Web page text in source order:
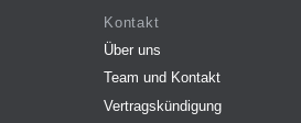
Kontakt
Über uns
Team und Kontakt
Vertragskündigung